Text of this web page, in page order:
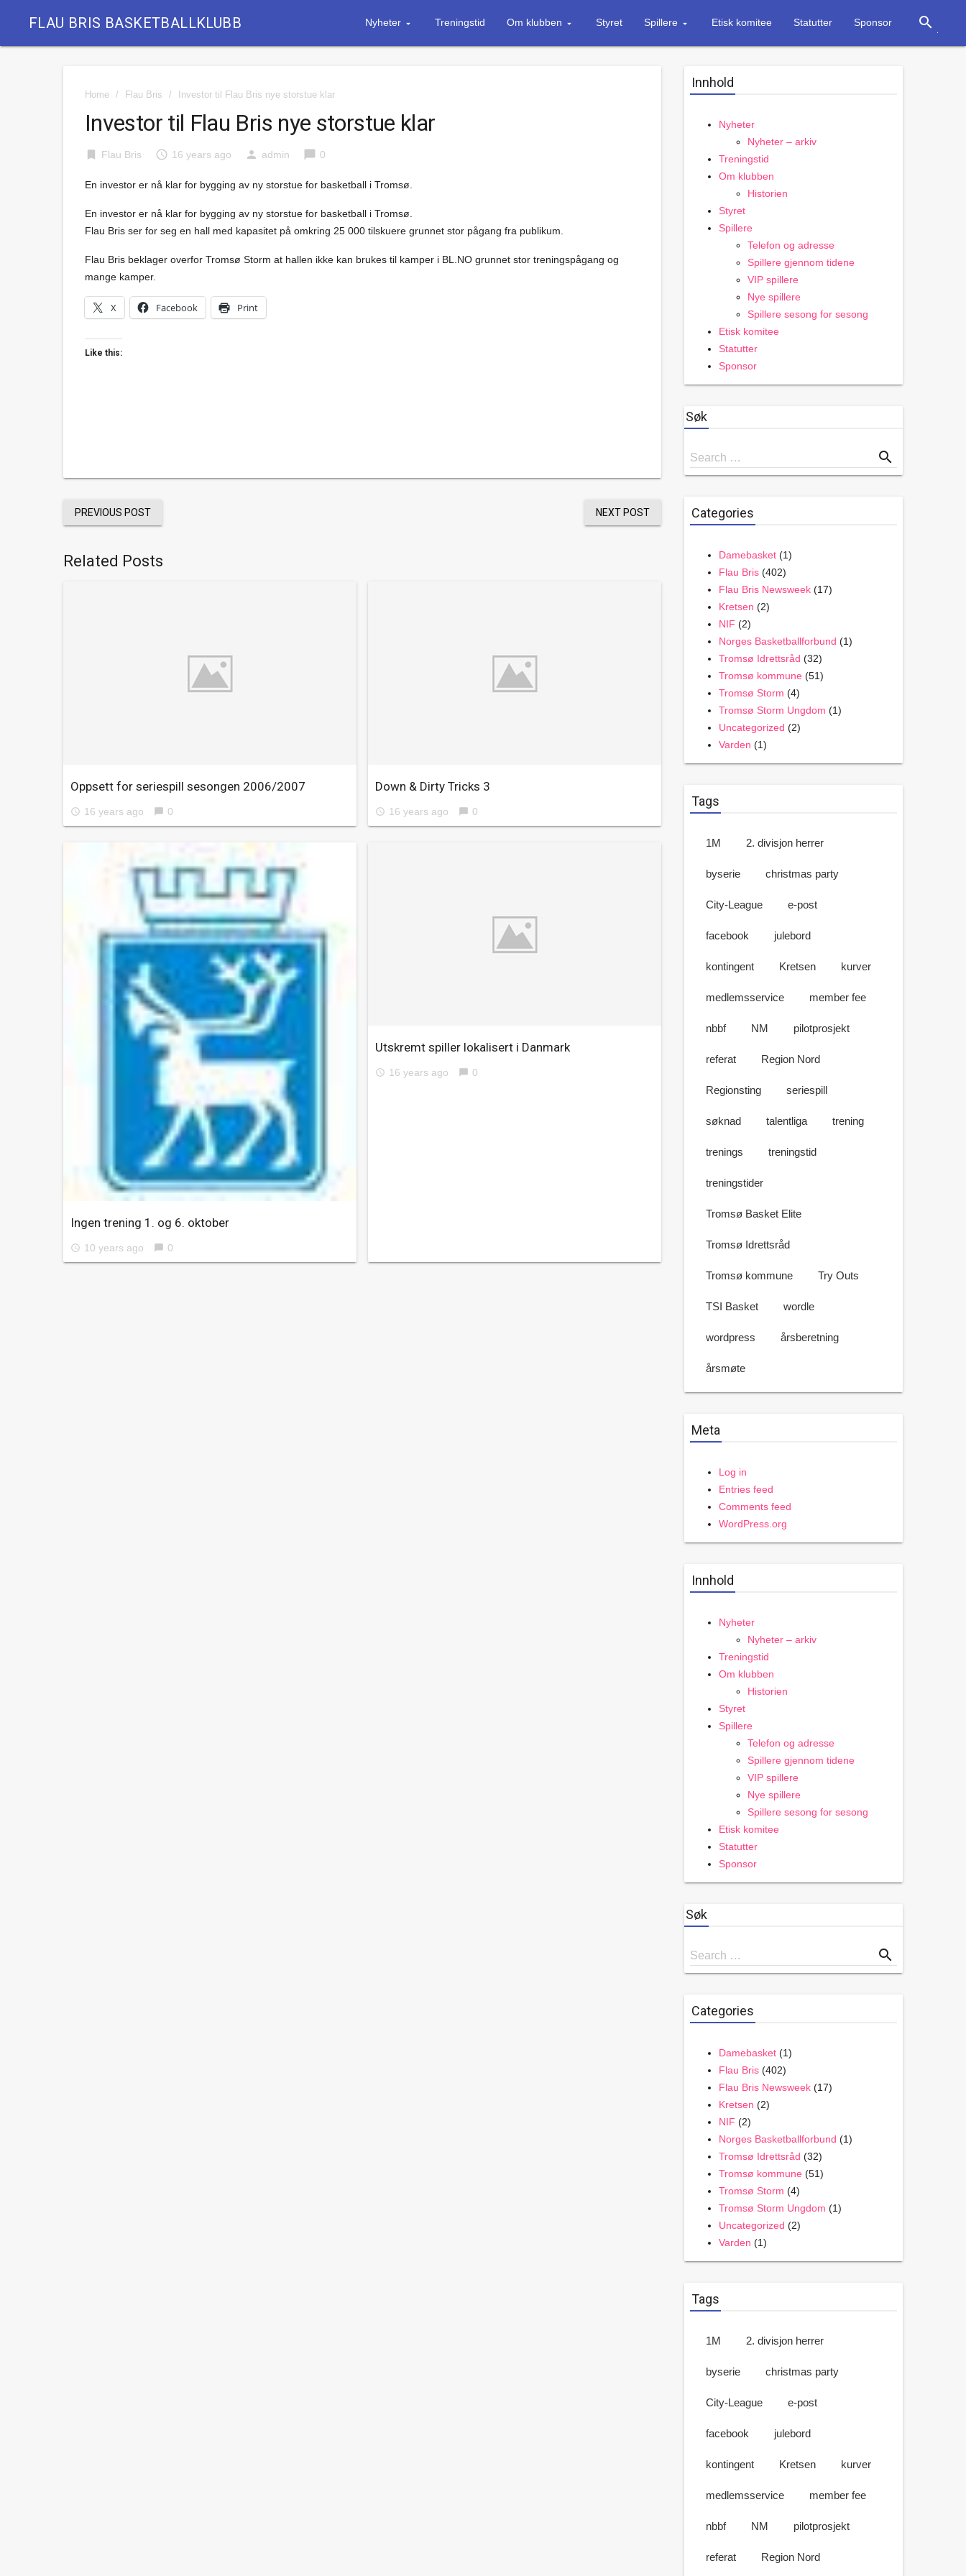
FLAU BRIS BASKETBALLKLUBB Nyheter Treningstid Om klubben Styret Spillere Etisk komitee Statutter Sponsor search
Home / Flau Bris / Investor til Flau Bris nye storstue klar
Investor til Flau Bris nye storstue klar
bookmark Flau Bris access_time 16 years ago person admin chat_bubble 0
En investor er nå klar for bygging av ny storstue for basketball i Tromsø.
En investor er nå klar for bygging av ny storstue for basketball i Tromsø.
Flau Bris ser for seg en hall med kapasitet på omkring 25 000 tilskuere grunnet stor pågang fra publikum.
Flau Bris beklager overfor Tromsø Storm at hallen ikke kan brukes til kamper i BL.NO grunnet stor treningspågang og
mange kamper.
X Facebook Print
Like this:
PREVIOUS POST NEXT POST
Related Posts
Oppsett for seriespill sesongen 2006/2007
access_time 16 years ago chat_bubble 0
Down & Dirty Tricks 3
access_time 16 years ago chat_bubble 0
Ingen trening 1. og 6. oktober
access_time 10 years ago chat_bubble 0
Utskremt spiller lokalisert i Danmark
access_time 16 years ago chat_bubble 0
Innhold
Nyheter
Nyheter – arkiv
Treningstid
Om klubben
Historien
Styret
Spillere
Telefon og adresse
Spillere gjennom tidene
VIP spillere
Nye spillere
Spillere sesong for sesong
Etisk komitee
Statutter
Sponsor
Søk
Search
for
Search … search
Categories
Damebasket (1)
Flau Bris (402)
Flau Bris Newsweek (17)
Kretsen (2)
NIF (2)
Norges Basketballforbund (1)
Tromsø Idrettsråd (32)
Tromsø kommune (51)
Tromsø Storm (4)
Tromsø Storm Ungdom (1)
Uncategorized (2)
Varden (1)
Tags
1M 2. divisjon herrer
byserie christmas party
City-League e-post
facebook julebord
kontingent Kretsen kurver
medlemsservice member fee
nbbf NM pilotprosjekt
referat Region Nord
Regionsting seriespill
søknad talentliga trening
trenings treningstid
treningstider
Tromsø Basket Elite
Tromsø Idrettsråd
Tromsø kommune Try Outs
TSI Basket wordle
wordpress årsberetning
årsmøte
Meta
Log in
Entries feed
Comments feed
WordPress.org
Innhold
Nyheter
Nyheter – arkiv
Treningstid
Om klubben
Historien
Styret
Spillere
Telefon og adresse
Spillere gjennom tidene
VIP spillere
Nye spillere
Spillere sesong for sesong
Etisk komitee
Statutter
Sponsor
Søk
Search
for
Search … search
Categories
Damebasket (1)
Flau Bris (402)
Flau Bris Newsweek (17)
Kretsen (2)
NIF (2)
Norges Basketballforbund (1)
Tromsø Idrettsråd (32)
Tromsø kommune (51)
Tromsø Storm (4)
Tromsø Storm Ungdom (1)
Uncategorized (2)
Varden (1)
Tags
1M 2. divisjon herrer
byserie christmas party
City-League e-post
facebook julebord
kontingent Kretsen kurver
medlemsservice member fee
nbbf NM pilotprosjekt
referat Region Nord